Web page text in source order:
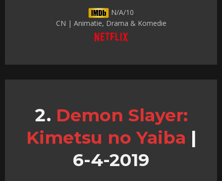
N/A/10
CN | Animatie, Drama & Komedie
Demon Slayer:
Kimetsu no Yaiba |
6-4-2019